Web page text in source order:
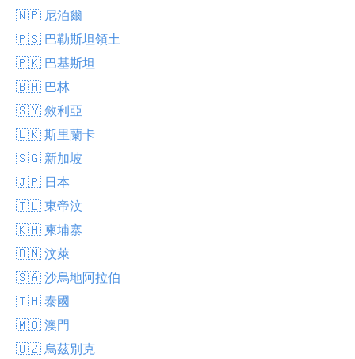
🇳🇵 尼泊爾
🇵🇸 巴勒斯坦領土
🇵🇰 巴基斯坦
🇧🇭 巴林
🇸🇾 敘利亞
🇱🇰 斯里蘭卡
🇸🇬 新加坡
🇯🇵 日本
🇹🇱 東帝汶
🇰🇭 柬埔寨
🇧🇳 汶萊
🇸🇦 沙烏地阿拉伯
🇹🇭 泰國
🇲🇴 澳門
🇺🇿 烏茲別克